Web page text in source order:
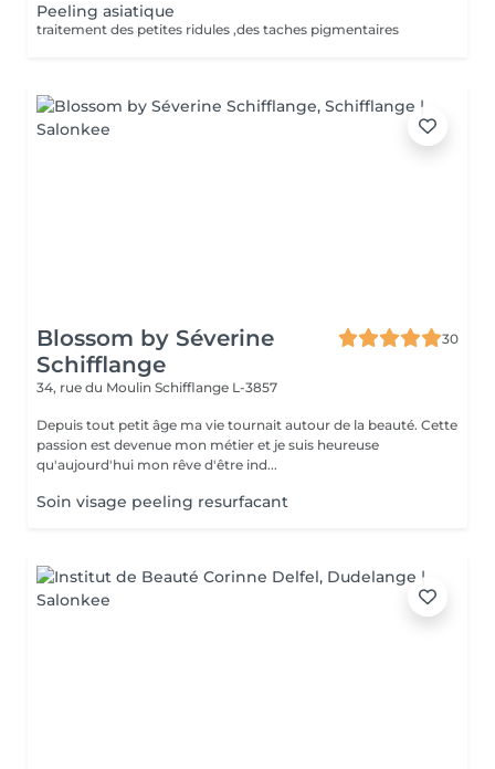
Peeling asiatique
traitement des petites ridules ,des taches pigmentaires
Blossom by Séverine
Schifflange
30
34, rue du Moulin Schifflange L-3857
Depuis tout petit âge ma vie tournait autour de la beauté. Cette
passion est devenue mon métier et je suis heureuse
qu'aujourd'hui mon rêve d'être ind...
Soin visage peeling resurfacant